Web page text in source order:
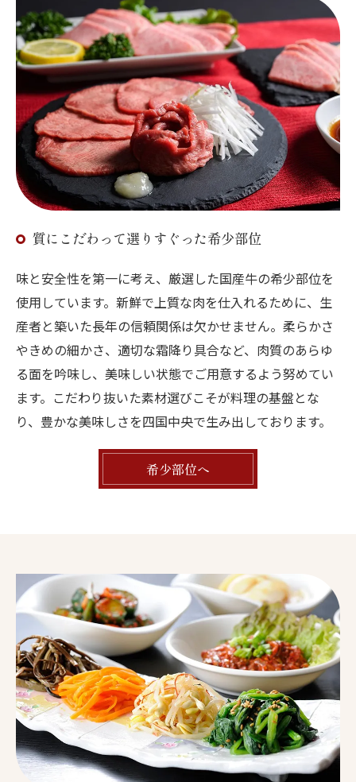
質にこだわって選りすぐった希少部位
味と安全性を第一に考え、厳選した国産牛の希少部位を
使用しています。新鮮で上質な肉を仕入れるために、生
産者と築いた長年の信頼関係は欠かせません。柔らかさ
やきめの細かさ、適切な霜降り具合など、肉質のあらゆ
る面を吟味し、美味しい状態でご用意するよう努めてい
ます。こだわり抜いた素材選びこそが料理の基盤とな
り、豊かな美味しさを四国中央で生み出しております。
希少部位へ
お問い合わせはこちら